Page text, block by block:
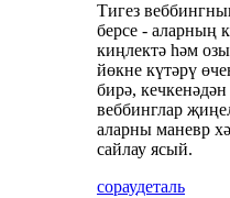
Тигез
берсе - аларның
киңлектә һәм
йөкне күтәрү
бирә,
веббинглар
аларны маневр
сайлау ясый.
сораудеталь